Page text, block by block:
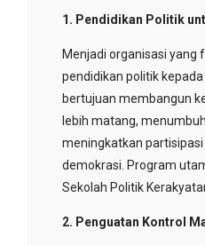
1. Pendidikan Politik
Menjadi organisasi yang
pendidikan politik
bertujuan membangun
lebih matang,
meningkatkan
demokrasi. Program
Sekolah Politik
2. Penguatan Kontrol